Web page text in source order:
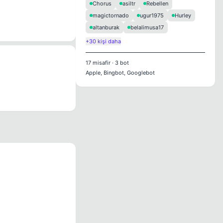
Chorus asiltr
Rebellen
magictornado
ugur1975
Hurley
altanburak
belalimusa17
+30 kişi daha
17 misafir · 3 bot
Apple, Bingbot, Googlebot